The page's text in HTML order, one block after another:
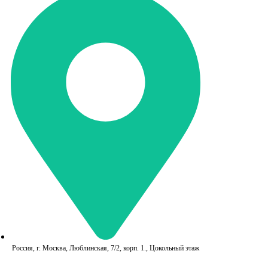
Россия, г. Москва, Люблинская, 7/2, корп. 1., Цокольный этаж